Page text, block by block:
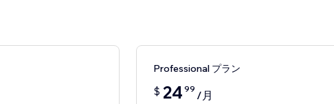
Professional プラン
$ 24 99 /月